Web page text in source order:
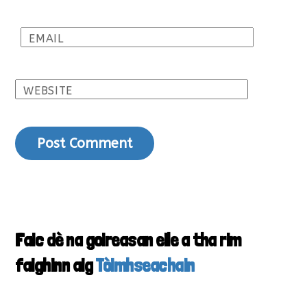
EMAIL
WEBSITE
Faic dè na goireasan eile a tha rim
faighinn aigTòimhseachain